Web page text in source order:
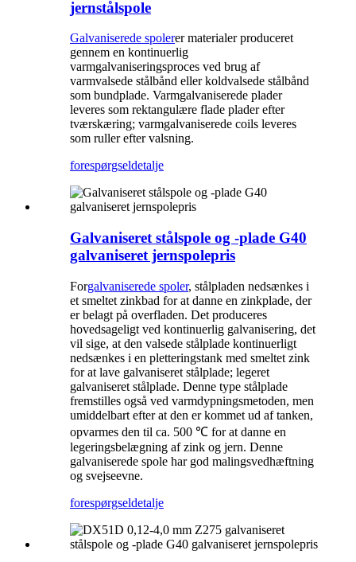
jernstålspole
Galvaniserede spolerer materialer produceret
gennem en kontinuerlig
varmgalvaniseringsproces ved brug af
varmvalsede stålbånd eller koldvalsede stålbånd
som bundplade. Varmgalvaniserede plader
leveres som rektangulære flade plader efter
tværskæring; varmgalvaniserede coils leveres
som ruller efter valsning.
forespørgseldetalje
Galvaniseret stålspole og -plade G40
galvaniseret jernspolepris
Forgalvaniserede spoler, stålpladen nedsænkes i
et smeltet zinkbad for at danne en zinkplade, der
er belagt på overfladen. Det produceres
hovedsageligt ved kontinuerlig galvanisering, det
vil sige, at den valsede stålplade kontinuerligt
nedsænkes i en pletteringstank med smeltet zink
for at lave galvaniseret stålplade; legeret
galvaniseret stålplade. Denne type stålplade
fremstilles også ved varmdypningsmetoden, men
umiddelbart efter at den er kommet ud af tanken,
opvarmes den til ca. 500 ℃ for at danne en
legeringsbelægning af zink og jern. Denne
galvaniserede spole har god malingsvedhæftning
og svejseevne.
forespørgseldetalje